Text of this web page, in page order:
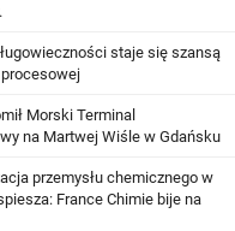
staje się szansą
Morski Terminal
na Martwej Wiśle w Gdańsku
przemysłu chemicznego w
France Chimie bije na